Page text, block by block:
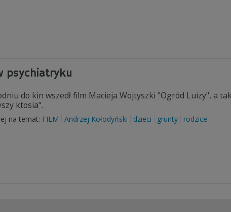
psychiatryku
do kin wszedł film Macieja Wojtyszki "Ogród Luizy", a
ktosia".
na temat: FILM Andrzej Kołodyński dzieci grunty rodzice